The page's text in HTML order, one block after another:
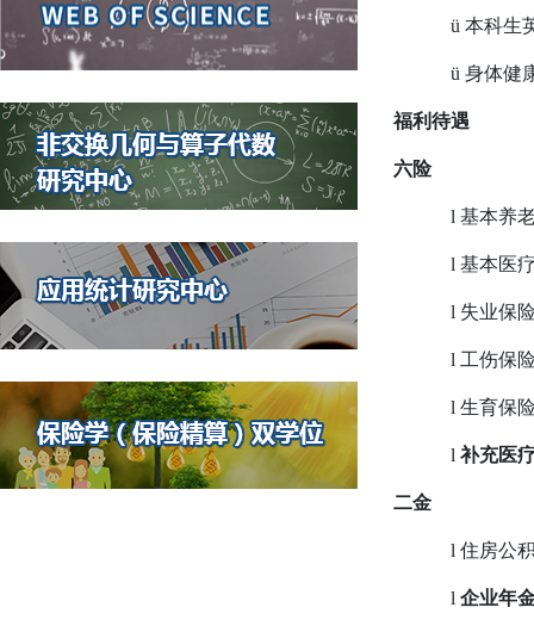
ü 本科生
ü 身体健
福利待遇
六险
l 基本养
l 基本医
l 失业保
l 工伤保
l 生育保
l 补充医
二金
l 住房公
l 企业年